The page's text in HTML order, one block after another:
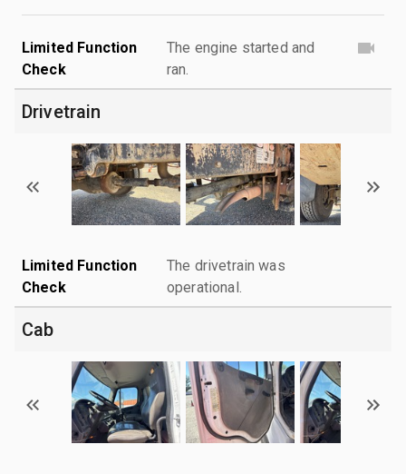
Limited Function
Check
The engine started and
ran.
Drivetrain
Limited Function
Check
The drivetrain was
operational.
Cab